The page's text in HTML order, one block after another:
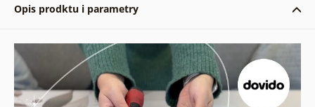
Opis prodktu i parametry